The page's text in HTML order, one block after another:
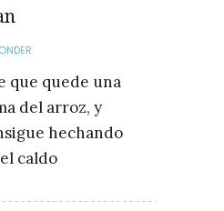
que quede una
del arroz, y
hechando
caldo